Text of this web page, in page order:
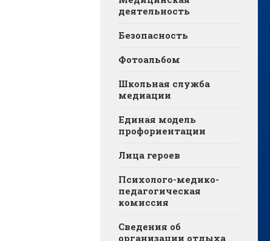
деятельность
Безопасность
Фотоальбом
Школьная служба
медиации
Единая модель
профориентации
Лица героев
Психолого-медико-
педагогическая
комиссия
Сведения об
организации отдыха